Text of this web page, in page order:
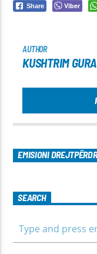
Share Viber
AUTHOR
KUSHTRIM
EMISIONI
SEARCH